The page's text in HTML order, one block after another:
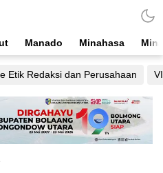
Manado Minahasa
Etik Redaksi dan Perusahaan